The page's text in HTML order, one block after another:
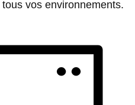
vos environnements.